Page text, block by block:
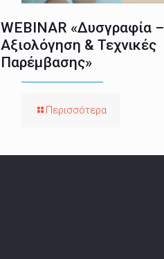
WEBINAR «Δυσγραφία –
Αξιολόγηση & Τεχνικές
Παρέμβασης»
Περισσότερα